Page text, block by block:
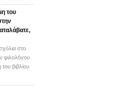
του
στο
φιλολόγου
βιβλίου